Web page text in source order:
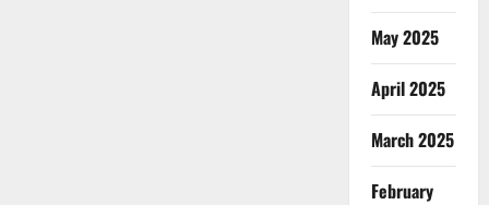
May 2025
April 2025
March 2025
February